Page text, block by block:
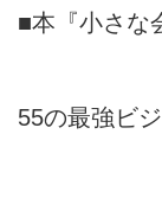
■本『小さな
55の最強ビ